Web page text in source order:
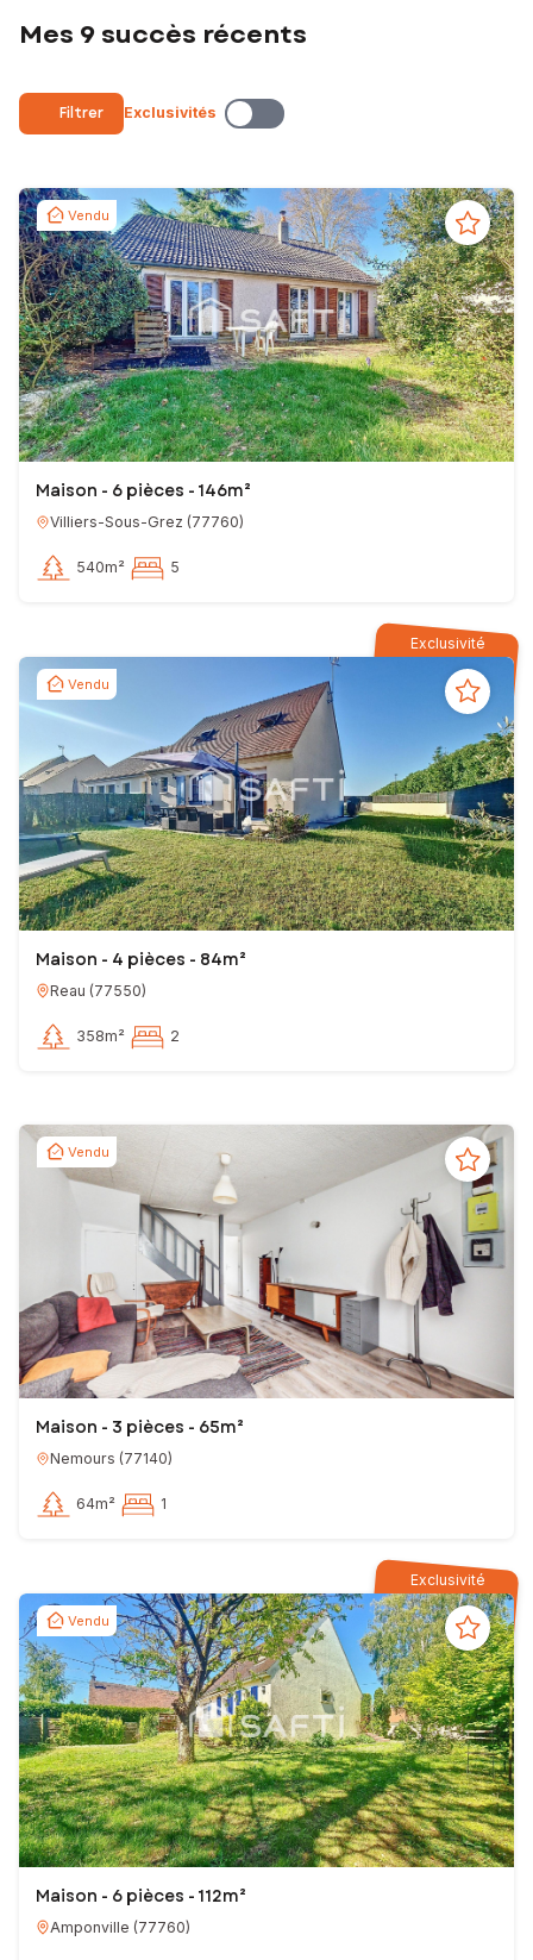
Mes 9 succès récents
Filtrer Exclusivités
Vendu
Maison - 6 pièces - 146m²
Villiers-Sous-Grez (77760)
540m² 5
Exclusivité
Vendu
Maison - 4 pièces - 84m²
Reau (77550)
358m² 2
Vendu
Maison - 3 pièces - 65m²
Nemours (77140)
64m² 1
Exclusivité
Vendu
Maison - 6 pièces - 112m²
Amponville (77760)